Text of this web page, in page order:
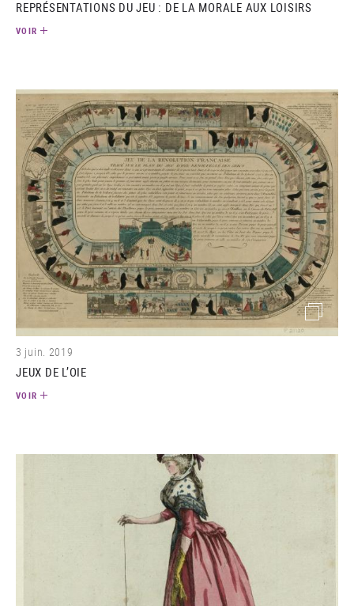
REPRÉSENTATIONS DU JEU : DE LA MORALE AUX LOISIRS
VOIR
(image)
3 juin. 2019
JEUX DE L’OIE
VOIR